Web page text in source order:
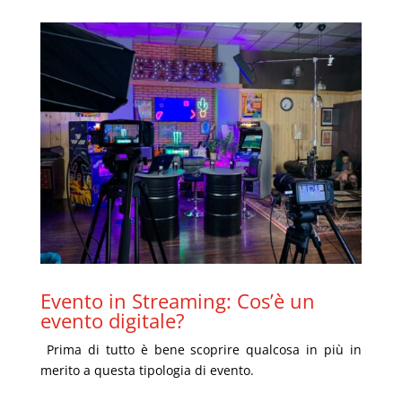
Evento in Streaming: Cos’è un
evento digitale?
Prima di tutto è bene scoprire qualcosa in più in
merito a questa tipologia di evento.